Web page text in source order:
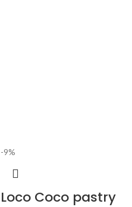
-9%
Loco Coco pastry